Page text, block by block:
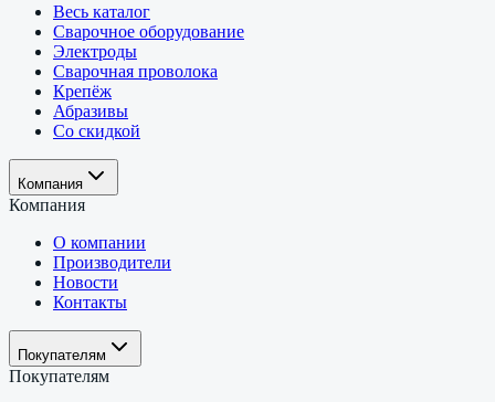
Весь каталог
Сварочное оборудование
Электроды
Сварочная проволока
Крепёж
Абразивы
Со скидкой
Компания
Компания
О компании
Производители
Новости
Контакты
Покупателям
Покупателям